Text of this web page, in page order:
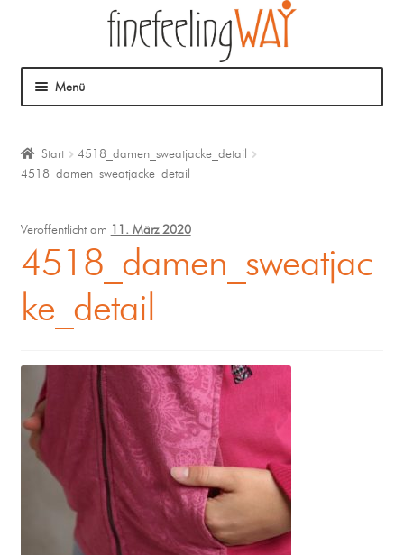
Menü
Mein Angebot
Coaching
Klangmassage
Start
4518_damen_sweatjacke_detail
4518_damen_sweatjacke_detail
Veröffentlicht am 11. März 2020
4518_damen_sweatjac
ke_detail